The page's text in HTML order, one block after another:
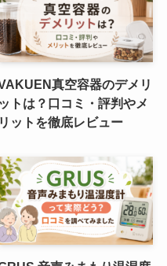
真空容器のデメリ
ットは？口コミ・評判やメ
リットを徹底レビュー